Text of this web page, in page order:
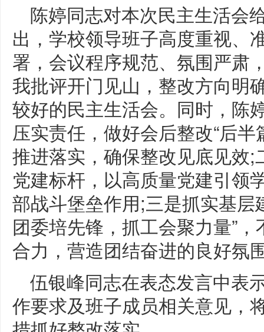
陈婷同志对本次民主生活会
出，学校领导班子高度重视、
署，会议程序规范、氛围严肃
我批评开门见山，整改方向明
较好的民主生活会。同时，陈
压实责任，做好会后整改“后
推进落实，确保整改见底见效
党建标杆，以高质量党建引领
部战斗堡垒作用;三是抓实基层
团委培先锋，抓工会聚力量”
合力，营造团结奋进的良好氛
伍银峰同志在表态发言中表
作要求及班子成员相关意见，